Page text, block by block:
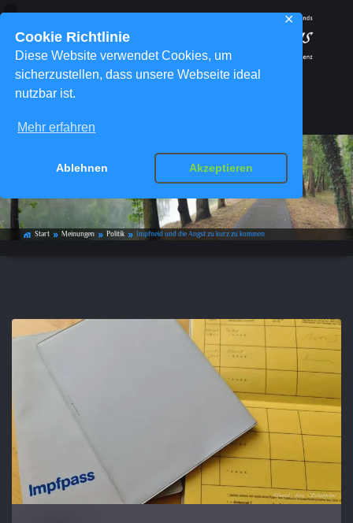
Cookie Richtlinie
Diese Website verwendet Cookies, um
sicherzustellen, dass unsere Webseite ideal
nutzbar ist.
Mehr erfahren
Ablehnen Akzeptieren
✕
Impfneid und die Angst zu kurz zu
kommen
home_work Start double_arrow Meinungen double_arrow Politik double_arrow Impfneid und die Angst zu kurz zu kommen